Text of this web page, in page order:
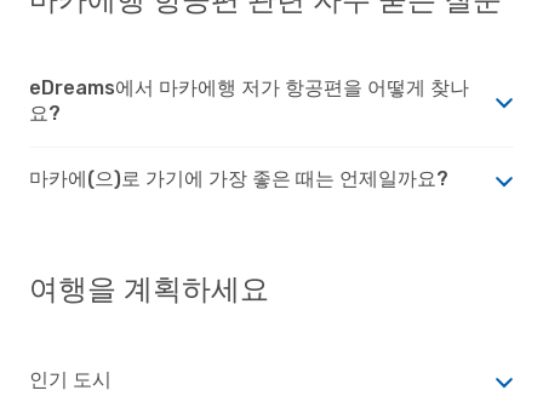
eDreams에서 마카에행 저가 항공편을 어떻게 찾나
요?
마카에(으)로 가기에 가장 좋은 때는 언제일까요?
여행을 계획하세요
인기 도시